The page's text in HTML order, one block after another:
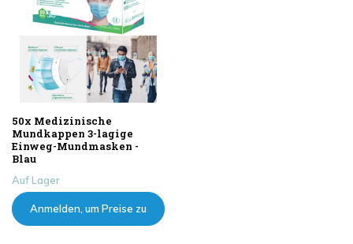
50x Medizinische
Mundkappen 3-lagige
Einweg-Mundmasken -
Blau
Auf Lager
Anmelden, um Preise zu